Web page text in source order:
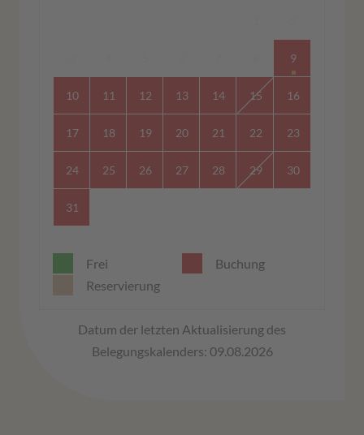
9
10 11 12 13 14 15 16
17 18 19 20 21 22 23
24 25 26 27 28 29 30
31
Frei
Buchung
Reservierung
Datum der letzten Aktualisierung des
Belegungskalenders: 09.08.2026